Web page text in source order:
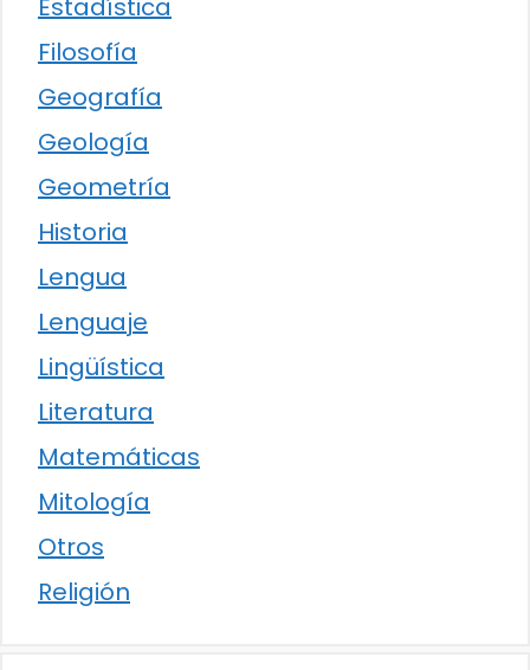
Estadística
Filosofía
Geografía
Geología
Geometría
Historia
Lengua
Lenguaje
Lingüística
Literatura
Matemáticas
Mitología
Otros
Religión